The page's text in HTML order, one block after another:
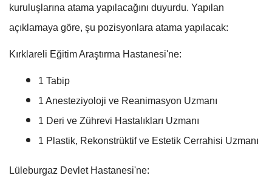
kuruluşlarına atama yapılacağını duyurdu. Yapılan
açıklamaya göre, şu pozisyonlara atama yapılacak:
Kırklareli Eğitim Araştırma Hastanesi'ne:
1 Tabip
1 Anesteziyoloji ve Reanimasyon Uzmanı
1 Deri ve Zührevi Hastalıkları Uzmanı
1 Plastik, Rekonstrüktif ve Estetik Cerrahisi Uzmanı
Lüleburgaz Devlet Hastanesi'ne: